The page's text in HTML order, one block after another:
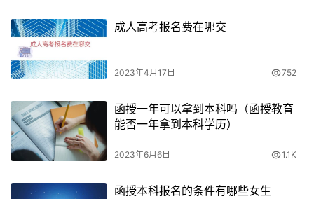
成人高考报名费在哪交
2023年4月17日 752
函授一年可以拿到本科吗（函授教育
能否一年拿到本科学历）
2023年6月6日 1.1K
函授本科报名的条件有哪些女生